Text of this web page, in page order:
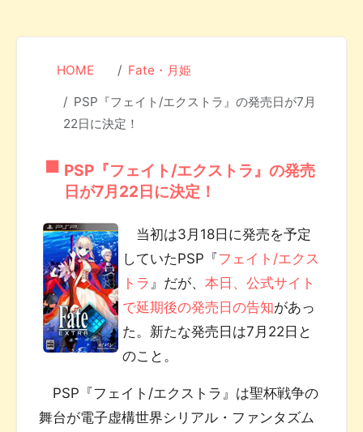
HOME Fate・月姫
PSP『フェイト/エクストラ』の発売日が7月
22日に決定！
PSP『フェイト/エクストラ』の発売
日が7月22日に決定！
当初は3月18日に発売を予定
していたPSP『フェイト/エクス
トラ 』だが、 本日、公式サイト
で延期後の発売日の告知があっ
た。新たな発売日は7月22日と
のこと。
PSP『フェイト/エクストラ』は聖杯戦争の
舞台が電子虚構世界シリアル・ファンタズム